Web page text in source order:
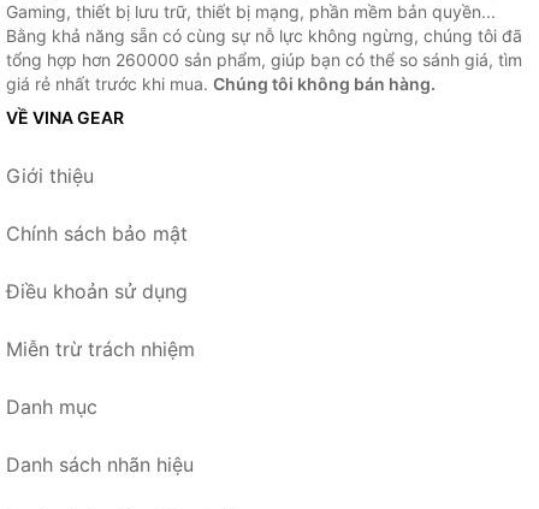
Gaming, thiết bị lưu trữ, thiết bị mạng, phần mềm bản quyền...
Bằng khả năng sẵn có cùng sự nỗ lực không ngừng, chúng tôi đã
tổng hợp hơn 260000 sản phẩm, giúp bạn có thể so sánh giá, tìm
giá rẻ nhất trước khi mua. Chúng tôi không bán hàng.
VỀ VINA GEAR
Giới thiệu
Chính sách bảo mật
Điều khoản sử dụng
Miễn trừ trách nhiệm
Danh mục
Danh sách nhãn hiệu